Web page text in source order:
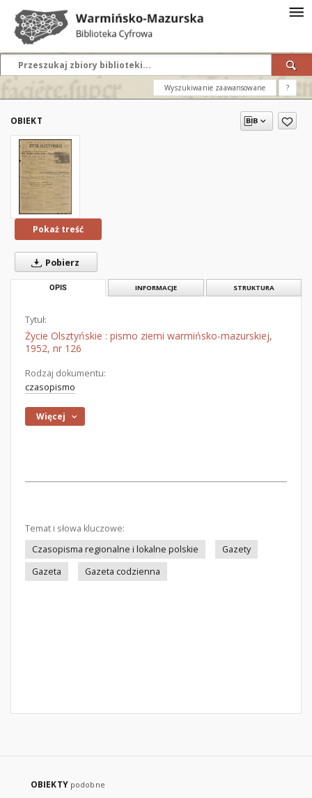
Wyszukiwanie zaawansowane ?
OBIEKT
Pokaż treść
Pobierz
OPIS INFORMACJE STRUKTURA
Tytuł:
Życie Olsztyńskie : pismo ziemi warmińsko-mazurskiej,
1952, nr 126
Rodzaj dokumentu:
czasopismo
Więcej
Temat i słowa kluczowe:
Czasopisma regionalne i lokalne polskie
Gazety
Gazeta
Gazeta codzienna
OBIEKTY podobne